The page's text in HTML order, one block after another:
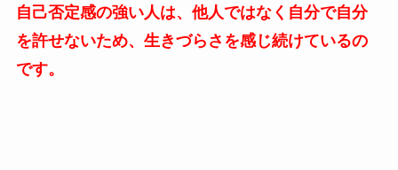
自己否定感の強い人は、他人ではなく自分で自分
を許せないため、生きづらさを感じ続けているの
です。